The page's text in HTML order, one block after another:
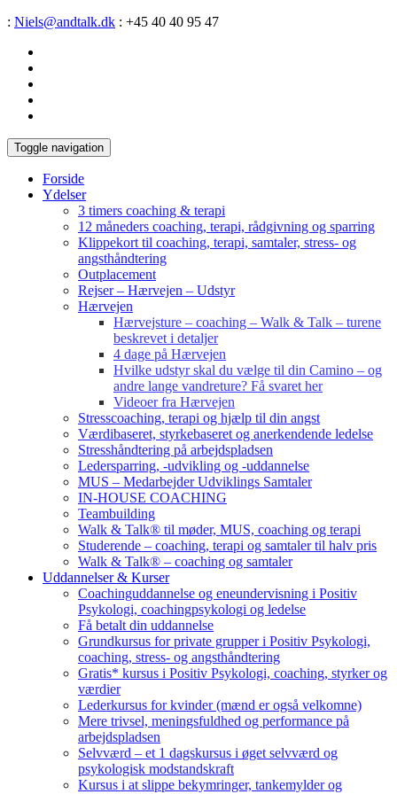
: Niels@andtalk.dk : +45 40 40 95 47
Toggle navigation
Forside
Ydelser
3 timers coaching & terapi
12 måneders coaching, terapi, rådgivning og sparring
Klippekort til coaching, terapi, samtaler, stress- og
angsthåndtering
Outplacement
Rejser – Hærvejen – Udstyr
Hærvejen
Hærvejsture – coaching – Walk & Talk – turene
beskrevet i detaljer
4 dage på Hærvejen
Hvilke udstyr skal du vælge til din Camino – og
andre lange vandreture? Få svaret her
Videoer fra Hærvejen
Stresscoaching, terapi og hjælp til din angst
Værdibaseret, styrkebaseret og anerkendende ledelse
Stresshåndtering på arbejdspladsen
Ledersparring, -udvikling og -uddannelse
MUS – Medarbejder Udviklings Samtaler
IN-HOUSE COACHING
Teambuilding
Walk & Talk® til møder, MUS, coaching og terapi
Studerende – coaching, terapi og samtaler til halv pris
Walk & Talk® – coaching og samtaler
Uddannelser & Kurser
Coachinguddannelse og eneundervisning i Positiv
Psykologi, coachingpsykologi og ledelse
Få betalt din uddannelse
Grundkursus for private grupper i Positiv Psykologi,
coaching, stress- og angsthåndtering
Gratis* kursus i Positiv Psykologi, coaching, styrker og
værdier
Lederkursus for kvinder (mænd er også velkomne)
Mere trivsel, meningsfuldhed og performance på
arbejdspladsen
Selvværd – et 1 dagskursus i øget selvværd og
psykologisk modstandskraft
Kursus i at slippe bekymringer, tankemylder og